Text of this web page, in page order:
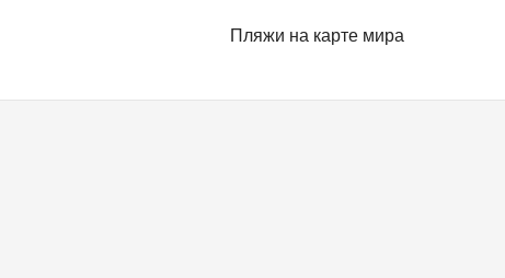
Пляжи на карте мира